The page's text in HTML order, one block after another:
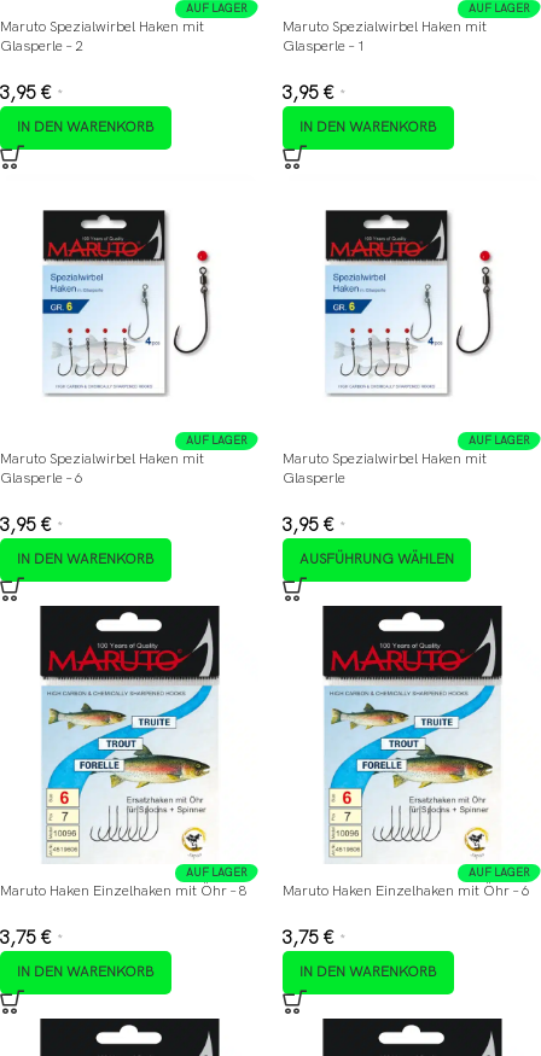
AUF LAGER
Maruto Spezialwirbel Haken mit
Glasperle – 2
3,95 € *
IN DEN WARENKORB
AUF LAGER
Maruto Spezialwirbel Haken mit
Glasperle – 1
3,95 € *
IN DEN WARENKORB
AUF LAGER
Maruto Spezialwirbel Haken mit
Glasperle – 6
3,95 € *
IN DEN WARENKORB
AUF LAGER
Maruto Spezialwirbel Haken mit
Glasperle
3,95 € *
AUSFÜHRUNG WÄHLEN
AUF LAGER
Maruto Haken Einzelhaken mit Öhr – 8
3,75 € *
IN DEN WARENKORB
AUF LAGER
Maruto Haken Einzelhaken mit Öhr – 6
3,75 € *
IN DEN WARENKORB